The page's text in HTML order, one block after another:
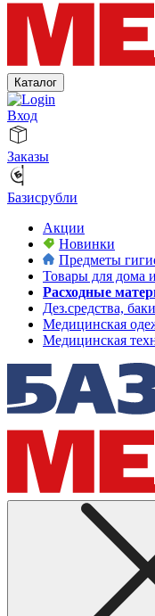
Каталог
Вход
Заказы
Базисрубли
Акции
Новинки
Предметы
Товары для дома
Расходные
Дез.средства, баки
Медицинская
Медицинская